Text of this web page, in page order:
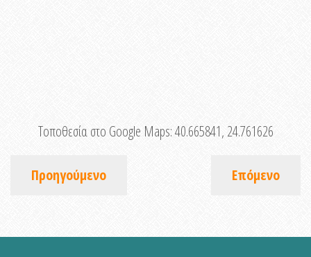
Τοποθεσία στο Google Maps:40.665841, 24.761626
Προηγούμενο Επόμενο